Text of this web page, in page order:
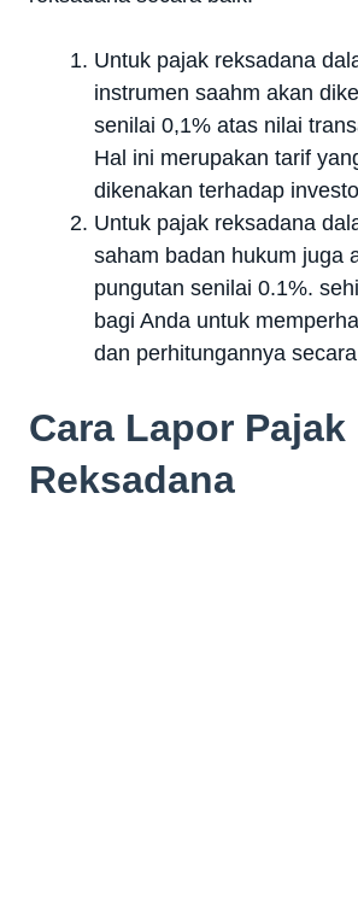
Untuk pajak reksadana
instrumen saahm akan
senilai 0,1% atas nilai
Hal ini merupakan tarif
dikenakan terhadap
Untuk pajak reksadana
saham badan hukum juga
pungutan senilai 0.1%.
bagi Anda untuk
dan perhitungannya
Cara Lapor
Reksadana